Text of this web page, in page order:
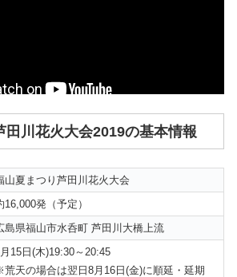
田川花火大会2019の基本情報
山夏まつり芦田川花火大会
16,000発（予定）
島県福山市水呑町 芦田川大橋上流
15日(木)19:30～20:45
荒天の場合は翌日8月16日(金)に順延・延期